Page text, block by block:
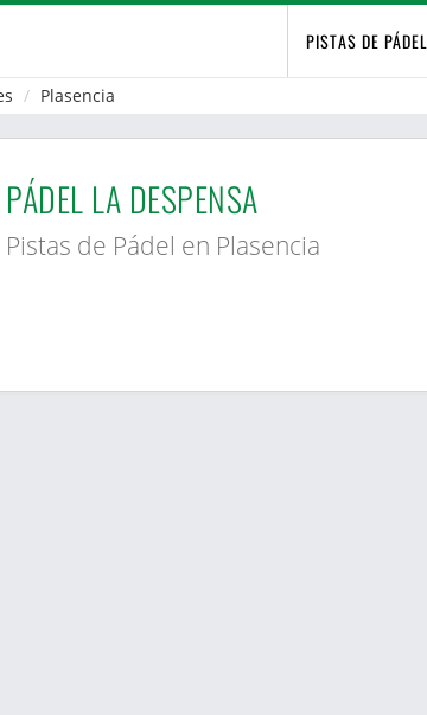
PISTAS DE PÁDEL
Plasencia
PÁDEL LA DESPENSA
Pistas de Pádel en Plasencia